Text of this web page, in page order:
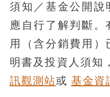
須知／基金公開說
應自行了解判斷。
用（含分銷費用）
明書及投資人須知
訊觀測站或 基金資